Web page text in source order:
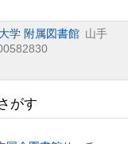
学 附属図書館 山手
がす